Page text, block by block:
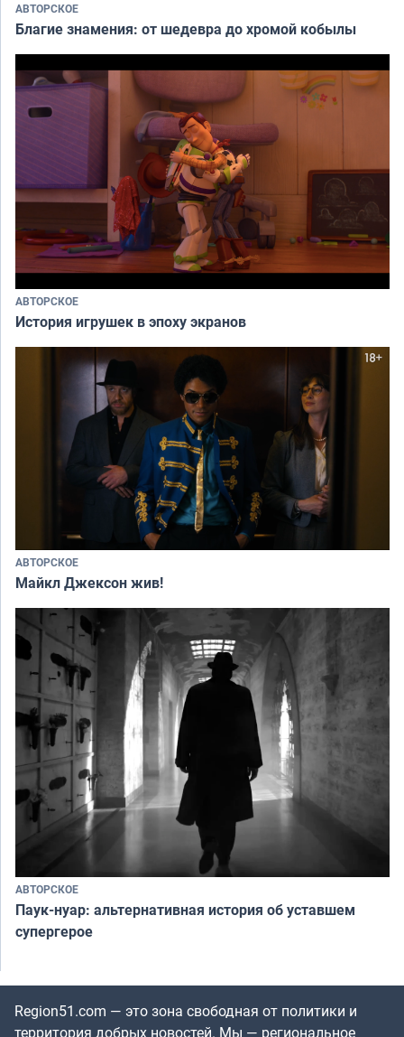
АВТОРСКОЕ
Благие знамения: от шедевра до хромой кобылы
АВТОРСКОЕ
История игрушек в эпоху экранов
АВТОРСКОЕ
Майкл Джексон жив!
АВТОРСКОЕ
Паук-нуар: альтернативная история об уставшем
супергерое
Region51.com — это зона свободная от политики и
территория добрых новостей. Мы — региональное